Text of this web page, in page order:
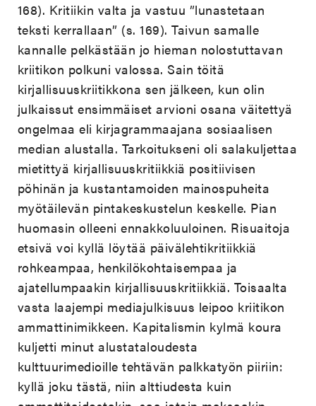
168). Kritiikin valta ja vastuu ”lunastetaan
teksti kerrallaan” (s. 169). Taivun samalle
kannalle pelkästään jo hieman nolostuttavan
kriitikon polkuni valossa. Sain töitä
kirjallisuuskriitikkona sen jälkeen, kun olin
julkaissut ensimmäiset arvioni osana väitettyä
ongelmaa eli kirjagrammaajana sosiaalisen
median alustalla. Tarkoitukseni oli salakuljettaa
mietittyä kirjallisuuskritiikkiä positiivisen
pöhinän ja kustantamoiden mainospuheita
myötäilevän pintakeskustelun keskelle. Pian
huomasin olleeni ennakkoluuloinen. Risuaitoja
etsivä voi kyllä löytää päivälehtikritiikkiä
rohkeampaa, henkilökohtaisempaa ja
ajatellumpaakin kirjallisuuskritiikkiä. Toisaalta
vasta laajempi mediajulkisuus leipoo kriitikon
ammattinimikkeen. Kapitalismin kylmä koura
kuljetti minut alustataloudesta
kulttuurimedioille tehtävän palkkatyön piiriin:
kyllä joku tästä, niin alttiudesta kuin